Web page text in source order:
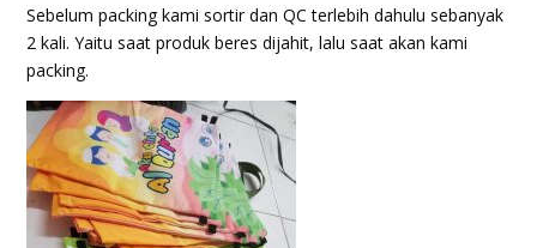
Sebelum packing kami sortir dan QC terlebih dahulu sebanyak
2 kali. Yaitu saat produk beres dijahit, lalu saat akan kami
packing.